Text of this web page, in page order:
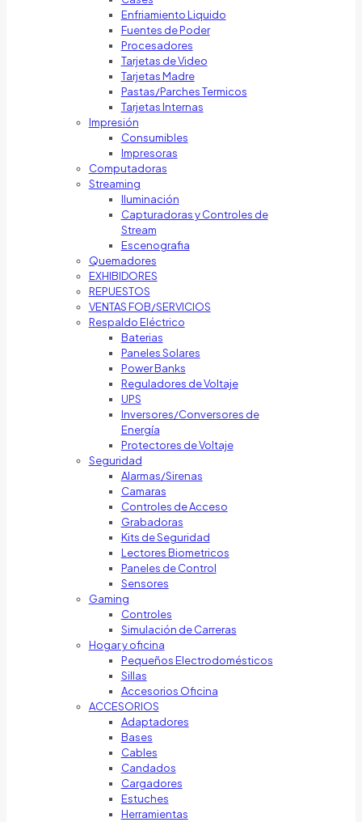
Enfriamiento Liquido
Fuentes de Poder
Procesadores
Tarjetas de Video
Tarjetas Madre
Pastas/Parches Termicos
Tarjetas Internas
Impresión
Consumibles
Impresoras
Computadoras
Streaming
Iluminación
Capturadoras y Controles de
Stream
Escenografia
Quemadores
EXHIBIDORES
REPUESTOS
VENTAS FOB/SERVICIOS
Respaldo Eléctrico
Baterias
Paneles Solares
Power Banks
Reguladores de Voltaje
UPS
Inversores/Conversores de
Energía
Protectores de Voltaje
Seguridad
Alarmas/Sirenas
Camaras
Controles de Acceso
Grabadoras
Kits de Seguridad
Lectores Biometricos
Paneles de Control
Sensores
Gaming
Controles
Simulación de Carreras
Hogar y oficina
Pequeños Electrodomésticos
Sillas
Accesorios Oficina
ACCESORIOS
Adaptadores
Bases
Cables
Candados
Cargadores
Estuches
Herramientas